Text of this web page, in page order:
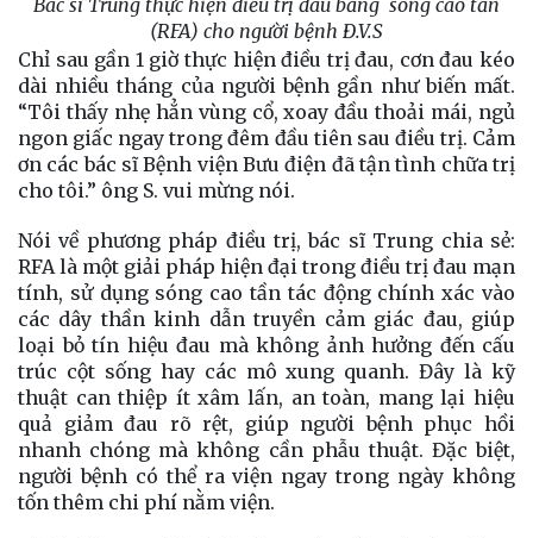
(RFA) cho người bệnh Đ.V.S
Chỉ sau gần 1 giờ thực hiện điều trị đau, cơn đau kéo
dài nhiều tháng của người bệnh gần như biến mất.
“Tôi thấy nhẹ hẳn vùng cổ, xoay đầu thoải mái, ngủ
ngon giấc ngay trong đêm đầu tiên sau điều trị. Cảm
ơn các bác sĩ Bệnh viện Bưu điện đã tận tình chữa trị
cho tôi.” ông S. vui mừng nói.
Nói về phương pháp điều trị, bác sĩ Trung chia sẻ:
RFA là một giải pháp hiện đại trong điều trị đau mạn
tính, sử dụng sóng cao tần tác động chính xác vào
các dây thần kinh dẫn truyền cảm giác đau, giúp
loại bỏ tín hiệu đau mà không ảnh hưởng đến cấu
trúc cột sống hay các mô xung quanh. Đây là kỹ
thuật can thiệp ít xâm lấn, an toàn, mang lại hiệu
quả giảm đau rõ rệt, giúp người bệnh phục hồi
nhanh chóng mà không cần phẫu thuật. Đặc biệt,
người bệnh có thể ra viện ngay trong ngày không
tốn thêm chi phí nằm viện.